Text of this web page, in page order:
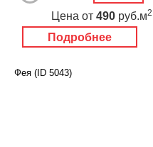
Подробнее
Цена от 490 руб.м2
Фея (ID 5043)